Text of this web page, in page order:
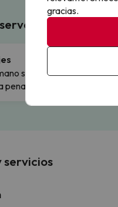
en
solo los
pena.
servicios
gracias.